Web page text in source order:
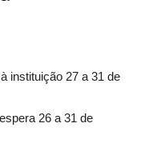
instituição 27 a 31 de
26 a 31 de